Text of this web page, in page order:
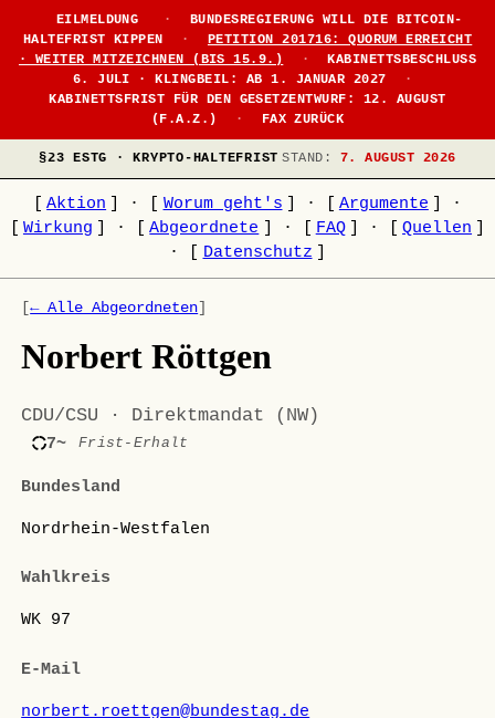
EILMELDUNG ·
BUNDESREGIERUNG WILL DIE BITCOIN-
HALTEFRIST KIPPEN
·
PETITION 201716: QUORUM ERREICHT
· WEITER MITZEICHNEN (BIS 15.9.)
·
KABINETTSBESCHLUSS
6. JULI · KLINGBEIL: AB 1. JANUAR 2027
·
KABINETTSFRIST FÜR DEN GESETZENTWURF: 12. AUGUST
(F.A.Z.)
· FAX ZURÜCK
§23 ESTG · KRYPTO-HALTEFRIST STAND: 7. AUGUST 2026
Aktion · Worum geht's · Argumente
·
Wirkung · Abgeordnete · FAQ · Quellen
·
Datenschutz
[← Alle Abgeordneten]
Norbert Röttgen
CDU/CSU · Direktmandat (NW)
7~ Frist-Erhalt
Bundesland
Nordrhein-Westfalen
Wahlkreis
WK 97
E-Mail
norbert.roettgen@bundestag.de